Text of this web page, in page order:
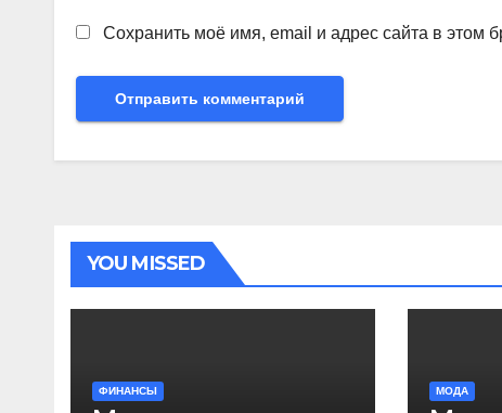
Сохранить моё имя, email и адрес сайта в этом
YOU MISSED
ФИНАНСЫ МОДА